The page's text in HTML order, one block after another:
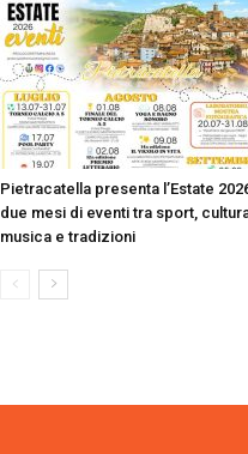
Pietracatella presenta l’Estate
due mesi di eventi tra sport,
musica e tradizioni